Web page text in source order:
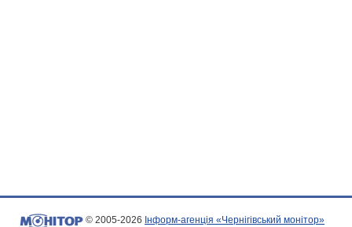
© 2005-2026 Інформ-агенція «Чернігівський монітор»